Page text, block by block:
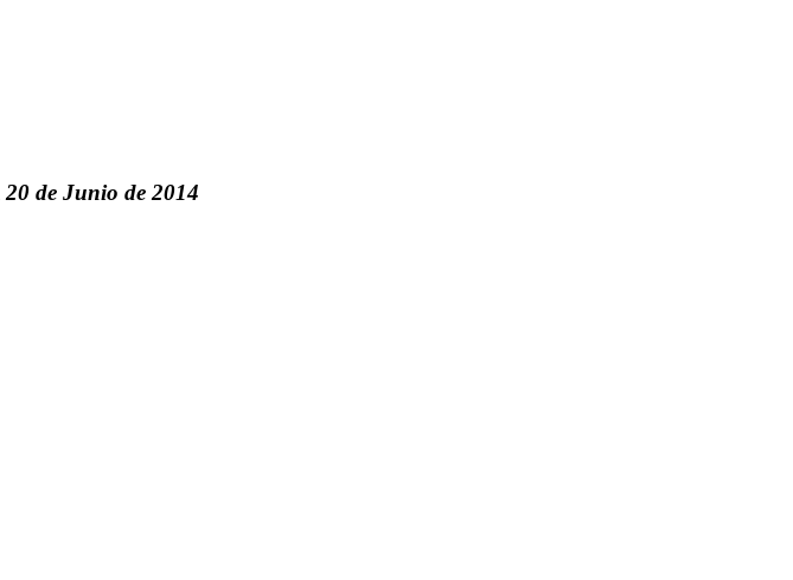
20 de Junio de 2014